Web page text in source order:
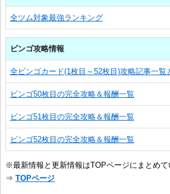
全ツム対象最強ランキング
ビンゴ攻略情報
全ビンゴカード(1枚目～52枚目)攻略記事一覧
ビンゴ50枚目の完全攻略＆報酬一覧
ビンゴ51枚目の完全攻略＆報酬一覧
ビンゴ52枚目の完全攻略＆報酬一覧
※最新情報と更新情報はTOPページにまとめて
⇒ TOPページ